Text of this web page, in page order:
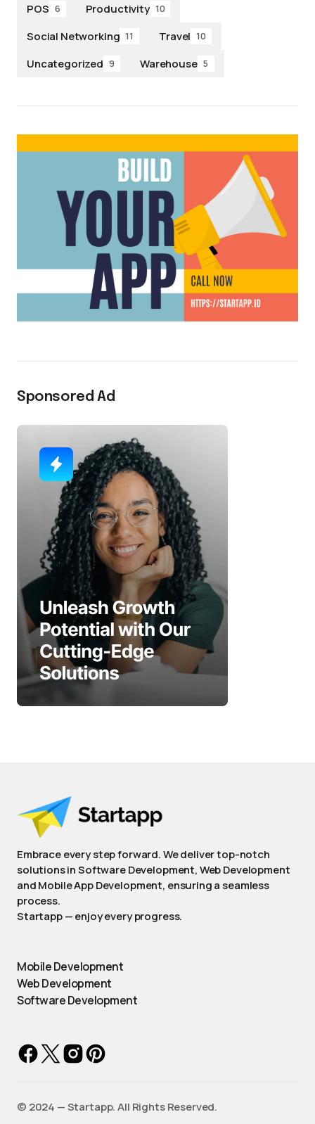
POS 6 Productivity 10
Social Networking 11 Travel 10
Uncategorized 9 Warehouse 5
Sponsored Ad
Embrace every step forward. We deliver top-notch
solutions in Software Development, Web Development
and Mobile App Development, ensuring a seamless
process.
Startapp — enjoy every progress.
Mobile Development
Web Development
Software Development
©️ 2024 — Startapp. All Rights Reserved.